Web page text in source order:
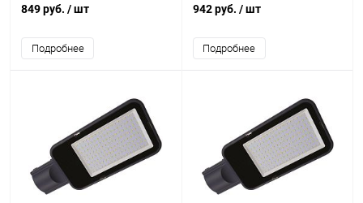
4000К IP65 ЖКХ ДБП
JazzWay 5048454
849 руб. / шт
Подробнее
4000К IP65 ЖКХ ДБП
JazzWay 5048492
942 руб. / шт
Подробнее